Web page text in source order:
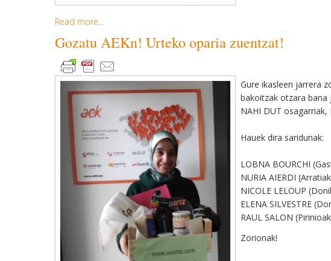
Read more...
Gozatu AEKn! Urteko oparia zuentzat!
Gure ikasleen jarrera
bakoitzak otzara bana
NAHI DUT
Hauek dira saridunak:
LOBNA BOURCHI
NURIA AIERDI
NICOLE LELOUP
ELENA SILVESTRE
RAUL SALON
Zorionak!